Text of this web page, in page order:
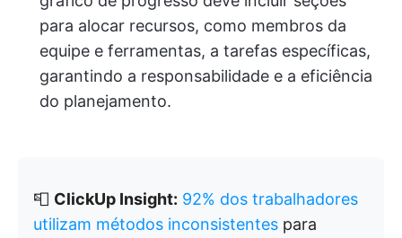
para alocar recursos, como membros da
equipe e ferramentas, a tarefas específicas,
garantindo a responsabilidade e a eficiência
do planejamento.
📮 ClickUp Insight: 92% dos trabalhadores
utilizam métodos inconsistentes para